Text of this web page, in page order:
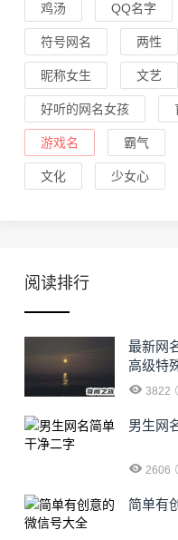
鸡汤 QQ名字
符号网名 两性
昵称女生 文艺
好听的网名女孩
游戏名 霸气
文化 少女心
阅读排行
最新网
高级特
3822
男生网
2606
简单有